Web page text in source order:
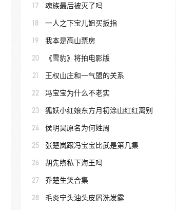
17 魂族最后被灭了吗
18 一人之下宝儿姐买扳指
19 我本是高山票房
20 《雪豹》将拍电影版
21 王权山庄和一气盟的关系
22 冯宝宝为什么不老实
23 狐妖小红娘东方月初涂山红红离别
24 侯明昊原名为何姓周
25 张楚岚跟冯宝宝比武是第几集
26 胡先煦私下海王吗
27 乔楚生笑合集
28 毛炎宁头油头皮屑洗发露